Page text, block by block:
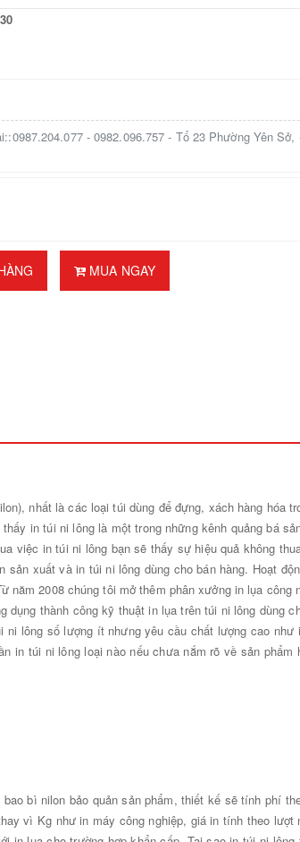
- 0982.096.757 - Tổ 23 Phường Yên
MUA NGAY
nhất là các loại túi dùng để đựng, xách hàng hóa
in túi ni lông là một trong những kênh quảng bá
việc in túi ni lông bạn sẽ thấy sự hiệu quả không
xuất và in túi ni lông dùng cho bán hàng. Hoạt
2008 chúng tôi mở thêm phân xưởng in lụa
thành công kỹ thuật in lụa trên túi ni lông dùng
lông số lượng ít nhưng yêu cầu chất lượng cao
túi ni lông loại nào nếu chưa nắm rõ về sản
bì nilon bảo quản sản phẩm, thiết kế sẽ tính phí
vì Kg như in máy công nghiệp, giá in tính theo